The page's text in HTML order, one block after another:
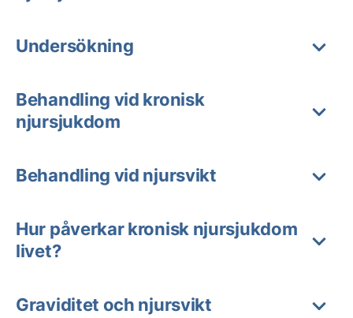
Undersökning
Behandling vid kronisk
njursjukdom
Behandling vid njursvikt
Hur påverkar kronisk njursjukdom
livet?
Graviditet och njursvikt